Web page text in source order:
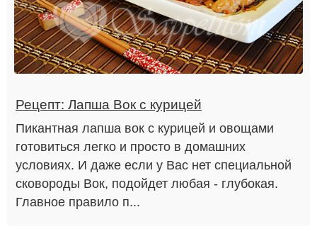
Рецепт: Лапша Вок с курицей
Пикантная лапша вок с курицей и овощами
готовиться легко и просто в домашних
условиях. И даже если у Вас нет специальной
сковороды Вок, подойдет любая - глубокая.
Главное правило п...